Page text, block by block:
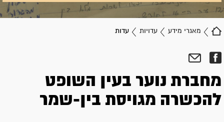
מאגרי מידע עדויות עדות
מחברת נוער בעין השופט
להכשרה מגויסת בין-שמר